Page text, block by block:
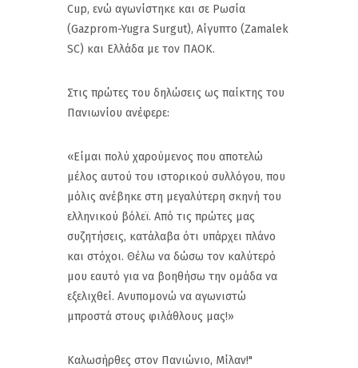
Cup, ενώ αγωνίστηκε και σε Ρωσία
(Gazprom-Yugra Surgut), Αίγυπτο (Zamalek
SC) και Ελλάδα με τον ΠΑΟΚ.
Στις πρώτες του δηλώσεις ως παίκτης του
Πανιωνίου ανέφερε:
«Είμαι πολύ χαρούμενος που αποτελώ
μέλος αυτού του ιστορικού συλλόγου, που
μόλις ανέβηκε στη μεγαλύτερη σκηνή του
ελληνικού βόλεϊ. Από τις πρώτες μας
συζητήσεις, κατάλαβα ότι υπάρχει πλάνο
και στόχοι. Θέλω να δώσω τον καλύτερό
μου εαυτό για να βοηθήσω την ομάδα να
εξελιχθεί. Ανυπομονώ να αγωνιστώ
μπροστά στους φιλάθλους μας!»
Καλωσήρθες στον Πανιώνιο, Μίλαν!"